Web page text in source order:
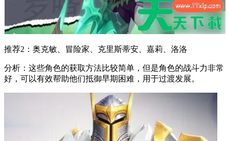
推荐2：奥克敏、冒险家、克里斯蒂安、嘉莉、洛洛
分析：这些角色的获取方法比较简单，但是角色的战斗力非常
好，可以有效帮助他们抵御早期困难，用于过渡发展。